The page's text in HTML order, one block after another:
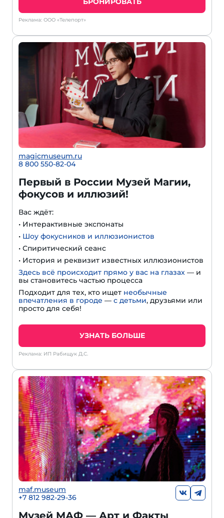
Реклама: ООО «Телепорт»
magicmuseum.ru
8 800 550-82-04
Первый в России Музей Магии,
фокусов и иллюзий!
Вас ждёт:
• Интерактивные экспонаты
• Шоу фокусников и иллюзионистов
• Спиритический сеанс
• История и реквизит известных иллюзионистов
Здесь всё происходит прямо у вас на глазах — и
вы становитесь частью процесса
Подходит для тех, кто ищет необычные
впечатления в городе — с детьми, друзьями или
просто для себя!
УЗНАТЬ БОЛЬШЕ
Реклама: ИП Рабищук Д.С.
maf.museum
+7 812 982-29-36
Музей МАФ — Арт и Факты